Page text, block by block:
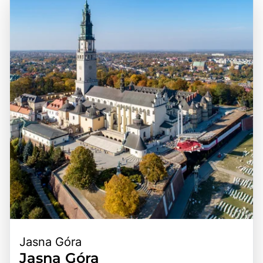
bewegte Vergangenheit, die von verschiedenen Kulturen
und politischen Umwälzungen geprägt ist, was sich in der
Vielfalt der Architektur und Traditionen widerspiegelt. Ein
Besuch in Polen ist eine hervorragende Gelegenheit, die
herzliche Gastfreundschaft der Einheimischen zu erleben,
die köstliche polnische Küche zu probieren und die
faszinierende Geschichte des Landes zu entdecken. Die
Kombination aus beeindruckenden Sehenswürdigkeiten,
kulturellen Erlebnissen und der Möglichkeit, die Natur zu
genießen, macht Polen zu einem unvergesslichen Ziel für
Reisende.
Verkehrsknotenpunkt, von dem aus viele der
bedeutendsten Sehenswürdigkeiten und Regionen leicht
erreichbar sind. Polen ist durch ein gut ausgebautes
Verkehrsnetz, einschließlich Straßen, Eisenbahnen und
Flughäfen, gut verbunden, was es Besuchern ermöglicht,
die verschiedenen Städte und Landschaften bequem zu
erkunden. Die Kombination aus atemberaubenden
Ausblicken, reicher Geschichte und der Möglichkeit, die
polnische Kultur hautnah zu erleben, macht Polen zu
einem unvergesslichen Erlebnis für alle, die dieses
vielfältige Land entdecken möchten.
Jasna Góra
Jasna Góra